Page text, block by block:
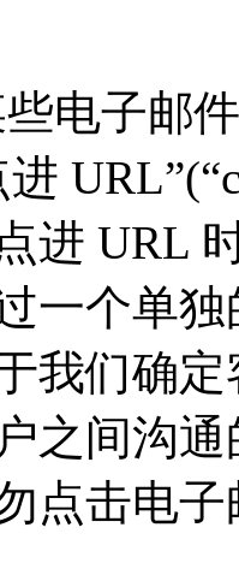
电子邮
进 URL
一个单
我们确
之间沟
点击电